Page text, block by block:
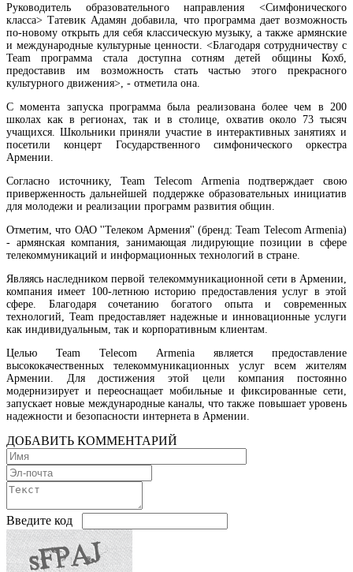
В Армении агрострахование активизируется
Произведена очередная транзитная поставка из России в Армению через территорию
Руководитель образовательного направления <Симфонического
класса> Татевик Адамян добавила, что программа дает возможность
по-новому открыть для себя классическую музыку, а также армянские
и международные культурные ценности. <Благодаря сотрудничеству с
Team программа стала доступна сотням детей общины Кохб,
предоставив им возможность стать частью этого прекрасного
культурного движения>, - отметила она.
С момента запуска программа была реализована более чем в 200
школах как в регионах, так и в столице, охватив около 73 тысяч
учащихся. Школьники приняли участие в интерактивных занятиях и
посетили концерт Государственного симфонического оркестра
Армении.
Согласно источнику, Team Telecom Armenia подтверждает свою
приверженность дальнейшей поддержке образовательных инициатив
для молодежи и реализации программ развития общин.
Отметим, что ОАО ''Телеком Армения'' (бренд: Team Telecom Armenia)
- армянская компания, занимающая лидирующие позиции в сфере
телекоммуникаций и информационных технологий в стране.
Являясь наследником первой телекоммуникационной сети в Армении,
компания имеет 100-летнюю историю предоставления услуг в этой
сфере. Благодаря сочетанию богатого опыта и современных
технологий, Team предоставляет надежные и инновационные услуги
как индивидуальным, так и корпоративным клиентам.
Целью Team Telecom Armenia является предоставление
высококачественных телекоммуникационных услуг всем жителям
Армении. Для достижения этой цели компания постоянно
модернизирует и переоснащает мобильные и фиксированные сети,
запускает новые международные каналы, что также повышает уровень
надежности и безопасности интернета в Армении.
ДОБАВИТЬ КОММЕНТАРИЙ
Введите код